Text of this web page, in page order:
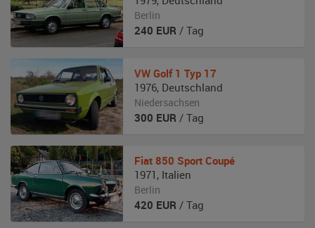
Berlin
240 EUR / Tag
VW Golf 1 Typ 17
1976, Deutschland
Niedersachsen
300 EUR / Tag
Fiat 850 Sport Coupé
1971 , Italien
Berlin
420 EUR / Tag